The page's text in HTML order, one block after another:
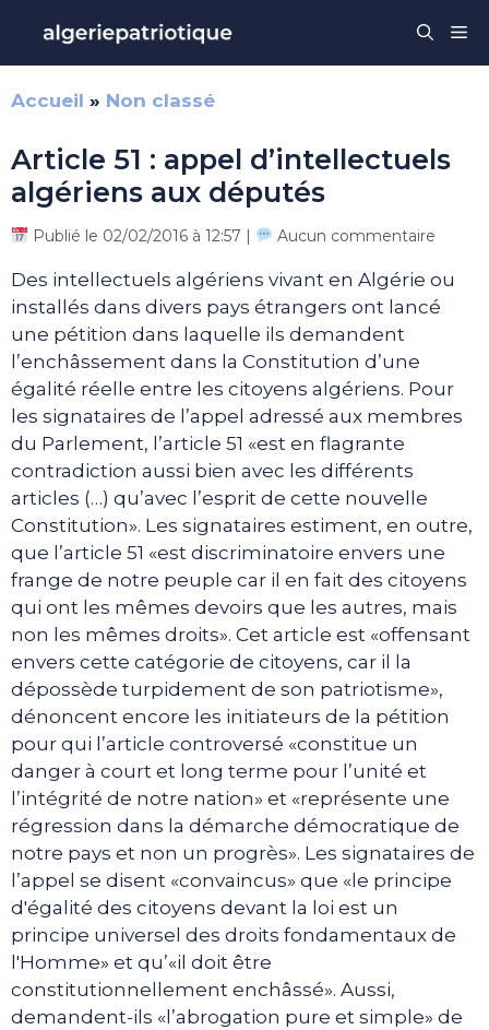
contenu
Accueil » Non classé
Article 51 : appel d’intellectuels
algériens aux députés
Publié le 02/02/2016 à 12:57 | Aucun commentaire
Des intellectuels algériens vivant en Algérie ou
installés dans divers pays étrangers ont lancé
une pétition dans laquelle ils demandent
l’enchâssement dans la Constitution d’une
égalité réelle entre les citoyens algériens. Pour
les signataires de l’appel adressé aux membres
du Parlement, l’article 51 «est en flagrante
contradiction aussi bien avec les différents
articles (…) qu’avec l’esprit de cette nouvelle
Constitution». Les signataires estiment, en outre,
que l’article 51 «est discriminatoire envers une
frange de notre peuple car il en fait des citoyens
qui ont les mêmes devoirs que les autres, mais
non les mêmes droits». Cet article est «offensant
envers cette catégorie de citoyens, car il la
dépossède turpidement de son patriotisme»,
dénoncent encore les initiateurs de la pétition
pour qui l’article controversé «constitue un
danger à court et long terme pour l’unité et
l’intégrité de notre nation» et «représente une
régression dans la démarche démocratique de
notre pays et non un progrès». Les signataires de
l’appel se disent «convaincus» que «le principe
d'égalité des citoyens devant la loi est un
principe universel des droits fondamentaux de
l'Homme» et qu’«il doit être
constitutionnellement enchâssé». Aussi,
demandent-ils «l’abrogation pure et simple» de